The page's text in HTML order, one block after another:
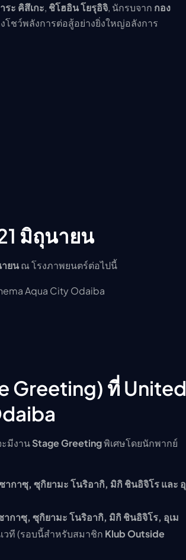
ระ คิสึเกะ, ชิโฮอิน โยรุอิจิ, นักรบจาก กอง
โชว์พลังการต่อสู้อย่างยิ่งใหญ่อลังการ
มิถุนายน
ยนณ โรงภาพยนตร์ต่อไปนี้
Aqua City Odaiba
Greeting) ที่ United
มีงานStage Greetingพิเศษโดยนักพากย์
ากาซุ, ซุกิยามะ โนริอากิ, มิกิ ชินอิจิโร และ อุ
ากาซุ, ซุกิยามะ โนริอากิ, มิกิ ชินอิจิโร, อุเม
วที (รอบนี้สำหรับสมาชิก Klub Outside